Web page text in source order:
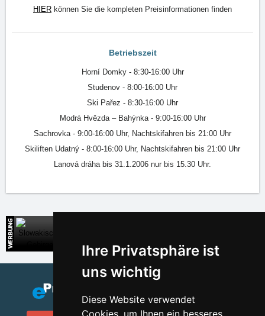
Ihre Privatsphäre ist
uns wichtig
Diese Website verwendet
Cookies, um Ihnen ein besseres
HIER können Sie die kompleten Preisinformationen finden
Betriebszeit
Horní Domky - 8:30-16:00 Uhr
Studenov - 8:00-16:00 Uhr
Ski Pařez - 8:30-16:00 Uhr
Modrá Hvězda – Bahýnka - 9:00-16:00 Uhr
Sachrovka - 9:00-16:00 Uhr, Nachtskifahren bis 21:00 Uhr
Skiliften Udatný - 8:00-16:00 Uhr, Nachtskifahren bis 21:00 Uhr
Lanová dráha bis 31.1.2006 nur bis 15.30 Uhr.